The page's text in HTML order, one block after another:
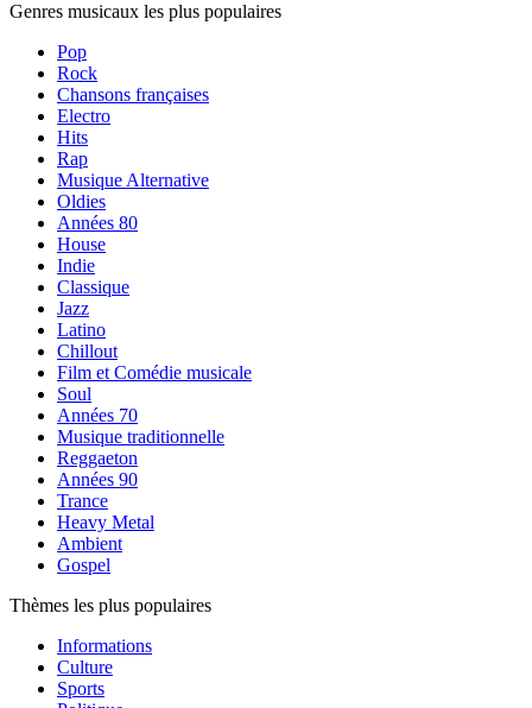
Genres musicaux les plus populaires
Pop
Rock
Chansons françaises
Electro
Hits
Rap
Musique Alternative
Oldies
Années 80
House
Indie
Classique
Jazz
Latino
Chillout
Film et Comédie musicale
Soul
Années 70
Musique traditionnelle
Reggaeton
Années 90
Trance
Heavy Metal
Ambient
Gospel
Thèmes les plus populaires
Informations
Culture
Sports